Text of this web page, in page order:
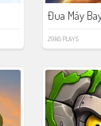
Đua Máy
29145 PLAYS